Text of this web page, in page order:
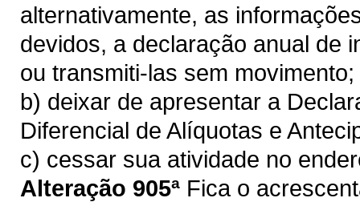
alternativamente, as
devidos, a declaração anual de
ou transmiti-las sem movimento;
b) deixar de apresentar a
Diferencial de Alíquotas e
c) cessar sua atividade no
Alteração 905ª Fica o